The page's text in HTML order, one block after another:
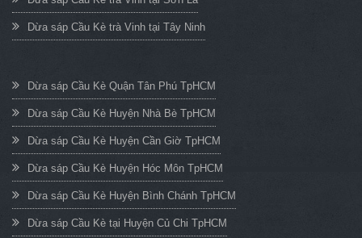
Dừa sáp Cầu Kè trà Vinh tại Tây Ninh
Dừa sáp Cầu Kè Quận Tân Phú TpHCM
Dừa sáp Cầu Kè Huyện Nhà Bè TpHCM
Dừa sáp Cầu Kè Huyện Cần Giờ TpHCM
Dừa sáp Cầu Kè Huyện Hóc Môn TpHCM
Dừa sáp Cầu Kè Huyện Bình Chánh TpHCM
Dừa sáp Cầu Kè tại Huyện Củ Chi TpHCM